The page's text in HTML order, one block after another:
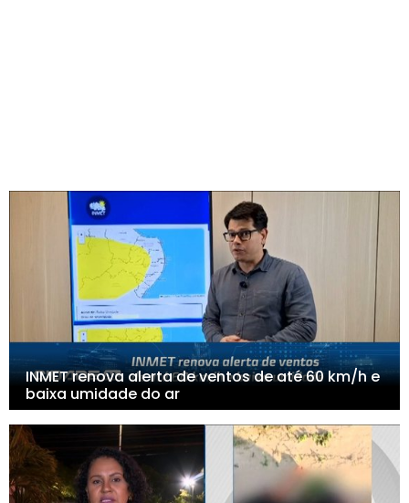
INMET renova alerta de ventos de até 60 km/h e
baixa umidade do ar